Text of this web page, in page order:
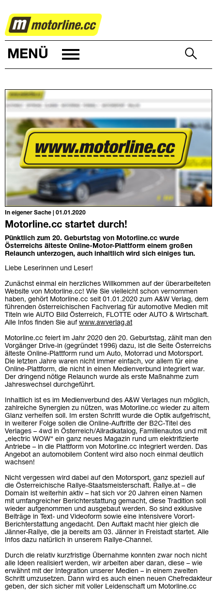
Diverses
MENÜ
In eigener Sache | 01.01.2020
Motorline.cc startet durch!
Pünktlich zum 20. Geburtstag von Motorline.cc wurde
Österreichs älteste Online-Motor-Plattform einem großen
Relaunch unterzogen, auch inhaltlich wird sich einiges tun.
Liebe Leserinnen und Leser!
Zunächst einmal ein herzliches Willkommen auf der überarbeiteten
Website von Motorline.cc! Wie Sie vielleicht schon vernommen
haben, gehört Motorline.cc seit 01.01.2020 zum A&W Verlag, dem
führenden österreichischen Fachverlag für automotive Medien mit
Titeln wie AUTO Bild Österreich, FLOTTE oder AUTO & Wirtschaft.
Alle Infos finden Sie auf www.awverlag.at
Motorline.cc feiert im Jahr 2020 den 20. Geburtstag, zählt man den
Vorgänger Drive-in (gegründet 1996) dazu, ist die Seite Österreichs
älteste Online-Plattform rund um Auto, Motorrad und Motorsport.
Die letzten Jahre waren nicht immer einfach, vor allem für eine
Online-Plattform, die nicht in einen Medienverbund integriert war.
Der dringend nötige Relaunch wurde als erste Maßnahme zum
Jahreswechsel durchgeführt.
Inhaltlich ist es im Medienverbund des A&W Verlages nun möglich,
zahlreiche Synergien zu nützen, was Motorline.cc wieder zu altem
Glanz verhelfen soll. Im ersten Schritt wurde die Optik aufgefrischt,
in weiterer Folge sollen die Online-Auftritte der B2C-Titel des
Verlages – 4wd in Österreich/Allradkatalog, Familienautos und mit
„electric WOW“ ein ganz neues Magazin rund um elektrifizierte
Antriebe – in die Plattform von Motorline.cc integriert werden. Das
Angebot an automobilem Content wird also noch einmal deutlich
wachsen!
Nicht vergessen wird dabei auf den Motorsport, ganz speziell auf
die Österreichische Rallye-Staatsmeisterschaft. Rallye.at – die
Domain ist weiterhin aktiv – hat sich vor 20 Jahren einen Namen
mit umfangreicher Berichterstattung gemacht, diese Tradition soll
wieder aufgenommen und ausgebaut werden. So sind exklusive
Beiträge in Text- und Videoform sowie eine intensivere Vorort-
Berichterstattung angedacht. Den Auftakt macht hier gleich die
Jänner-Rallye, die ja bereits am 03. Jänner in Freistadt startet. Alle
Infos dazu natürlich in unserem Rallye-Channel.
Durch die relativ kurzfristige Übernahme konnten zwar noch nicht
alle Ideen realisiert werden, wir arbeiten aber daran, diese – wie
erwähnt mit der Integration unserer Medien – in einem zweiten
Schritt umzusetzen. Dann wird es auch einen neuen Chefredakteur
geben, der sich sicher mit voller Leidenschaft um Motorline.cc